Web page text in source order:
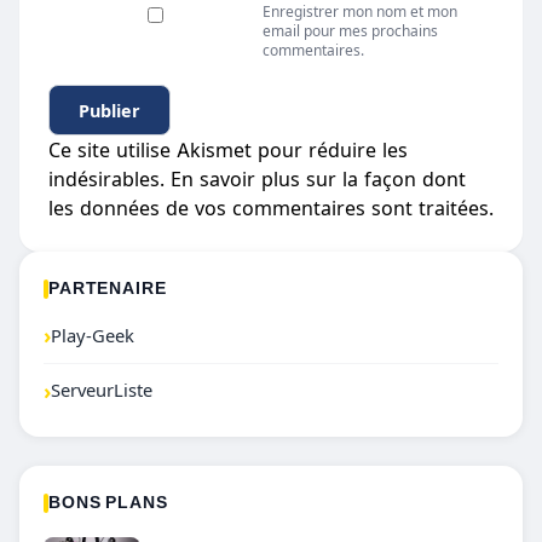
Enregistrer mon nom et mon
email pour mes prochains
commentaires.
Ce site utilise Akismet pour réduire les
indésirables. En savoir plus sur la façon dont
les données de vos commentaires sont traitées.
PARTENAIRE
›Play-Geek
›ServeurListe
BONS PLANS